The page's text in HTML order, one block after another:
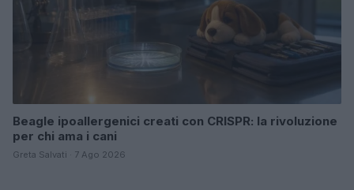
Beagle ipoallergenici creati con CRISPR: la rivoluzione
per chi ama i cani
Greta Salvati · 7 Ago 2026